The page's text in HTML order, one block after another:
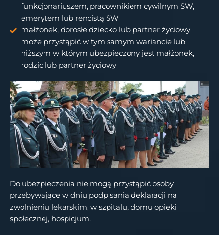
funkcjonariuszem, pracownikiem cywilnym SW,
emerytem lub rencistą SW
małżonek, dorosłe dziecko lub partner życiowy
może przystąpić w tym samym wariancie lub
niższym w którym ubezpieczony jest małżonek,
rodzic lub partner życiowy
Do ubezpieczenia nie mogą przystąpić osoby
przebywające w dniu podpisania deklaracji na
zwolnieniu lekarskim, w szpitalu, domu opieki
społecznej, hospicjum.